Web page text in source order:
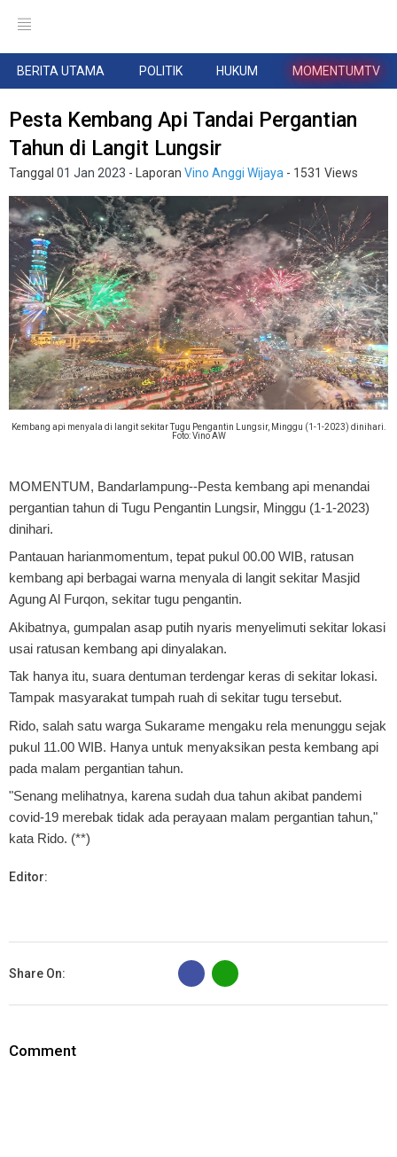
BERITA UTAMA POLITIK HUKUM MOMENTUMTV
Pesta Kembang Api Tandai Pergantian
Tahun di Langit Lungsir
Tanggal 01 Jan 2023 - Laporan Vino Anggi Wijaya - 1531 Views
Kembang api menyala di langit sekitar Tugu Pengantin Lungsir, Minggu (1-1-2023) dinihari.
Foto: Vino AW
MOMENTUM, Bandarlampung--Pesta kembang api menandai
pergantian tahun di Tugu Pengantin Lungsir, Minggu (1-1-2023)
dinihari.
Pantauan harianmomentum, tepat pukul 00.00 WIB, ratusan
kembang api berbagai warna menyala di langit sekitar Masjid
Agung Al Furqon, sekitar tugu pengantin.
Akibatnya, gumpalan asap putih nyaris menyelimuti sekitar lokasi
usai ratusan kembang api dinyalakan.
Tak hanya itu, suara dentuman terdengar keras di sekitar lokasi.
Tampak masyarakat tumpah ruah di sekitar tugu tersebut.
Rido, salah satu warga Sukarame mengaku rela menunggu sejak
pukul 11.00 WIB. Hanya untuk menyaksikan pesta kembang api
pada malam pergantian tahun.
"Senang melihatnya, karena sudah dua tahun akibat pandemi
covid-19 merebak tidak ada perayaan malam pergantian tahun,"
kata Rido. (**)
Editor:
Share On:
B
Comment